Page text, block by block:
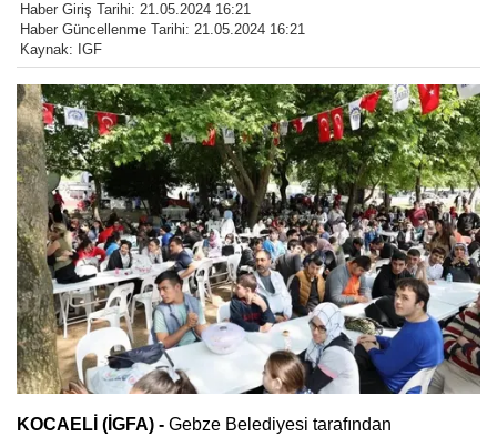
Haber Giriş Tarihi: 21.05.2024 16:21
Haber Güncellenme Tarihi: 21.05.2024 16:21
Kaynak: IGF
KOCAELİ (İGFA) - Gebze Belediyesi tarafından